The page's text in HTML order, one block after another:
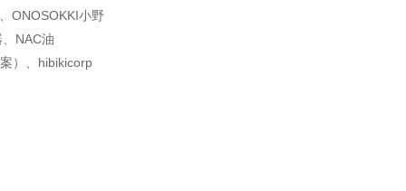
ONOSOKKI小野
NAC油
）、 hibikicorp